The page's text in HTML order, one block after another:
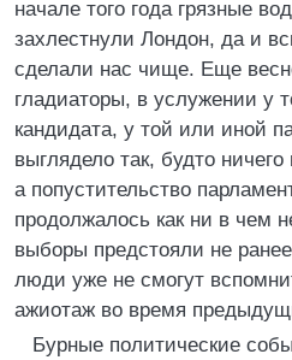
начале того года грязные
захлестнули Лондон, да и
сделали нас чище. Еще
гладиаторы, в услужении у
кандидата, у той или иной
выглядело так, будто
а попустительство
продолжалось как ни в чем
выборы предстояли не
люди уже не смогут
ажиотаж во время
Бурные политические